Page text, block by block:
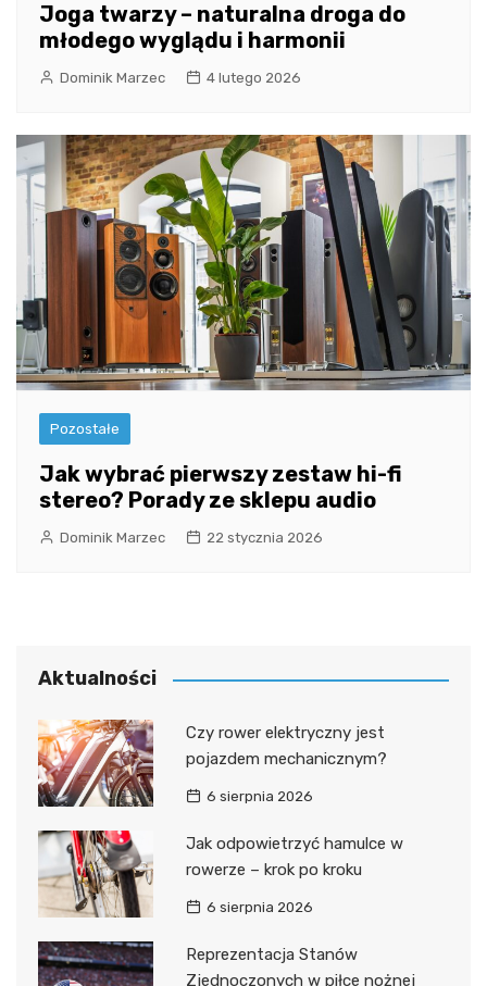
Joga twarzy – naturalna droga do
młodego wyglądu i harmonii
Dominik Marzec 4 lutego 2026
Pozostałe
Jak wybrać pierwszy zestaw hi-fi
stereo? Porady ze sklepu audio
Dominik Marzec 22 stycznia 2026
Aktualności
Czy rower elektryczny jest
pojazdem mechanicznym?
6 sierpnia 2026
Jak odpowietrzyć hamulce w
rowerze – krok po kroku
6 sierpnia 2026
Reprezentacja Stanów
Zjednoczonych w piłce nożnej